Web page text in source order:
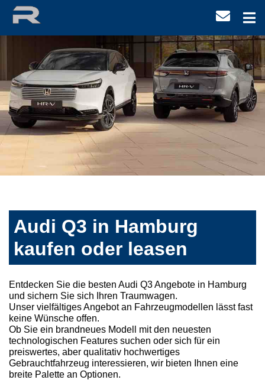
Audi Q3 in Hamburg
kaufen oder leasen
Entdecken Sie die besten Audi Q3 Angebote in Hamburg
und sichern Sie sich Ihren Traumwagen.
Unser vielfältiges Angebot an Fahrzeugmodellen lässt fast
keine Wünsche offen.
Ob Sie ein brandneues Modell mit den neuesten
technologischen Features suchen oder sich für ein
preiswertes, aber qualitativ hochwertiges
Gebrauchtfahrzeug interessieren, wir bieten Ihnen eine
breite Palette an Optionen.